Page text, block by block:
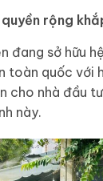
rộng
đang sở hữu
toàn quốc với
cho nhà đầu
này.